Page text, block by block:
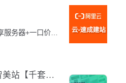
【自助型网站模板+阿里云共享服务器+一口价全包含】阿里云精选产品，预置千套模板，覆盖全行业，模板随意切换，模板库地址：http://moban.wezhan.net（复制访问）。提供免费备案服务，5天无理由退款。可视化后台简单易维护；无需懂技术代码、傻瓜式填充，一键开通，即可创建pc站+手机站+微信站，会打字就能自己搭建自己专属网站。赠：阿里云SLL安全证书，免费协助备案、上线及推广等
【精选推荐】站狼云品智美站【千套模板】企业和个人品牌建站神器